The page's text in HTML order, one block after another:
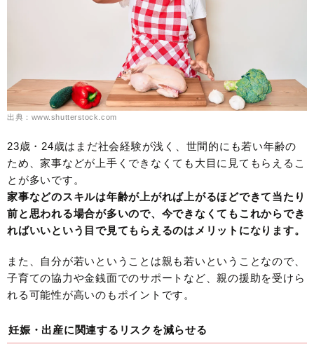
出典：www.shutterstock.com
23歳・24歳はまだ社会経験が浅く、世間的にも若い年齢の
ため、家事などが上手くできなくても大目に見てもらえるこ
とが多いです。
家事などのスキルは年齢が上がれば上がるほどできて当たり
前と思われる場合が多いので、今できなくてもこれからでき
ればいいという目で見てもらえるのはメリットになります。
また、自分が若いということは親も若いということなので、
子育ての協力や金銭面でのサポートなど、親の援助を受けら
れる可能性が高いのもポイントです。
妊娠・出産に関連するリスクを減らせる